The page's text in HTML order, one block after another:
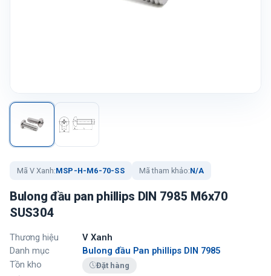
Mã V Xanh:MSP-H-M6-70-SS Mã tham khảo:N/A
Bulong đầu pan phillips DIN 7985 M6x70
SUS304
Thương hiệu
V Xanh
Danh mục
Bulong đầu Pan phillips DIN 7985
Tồn kho
Đặt hàng